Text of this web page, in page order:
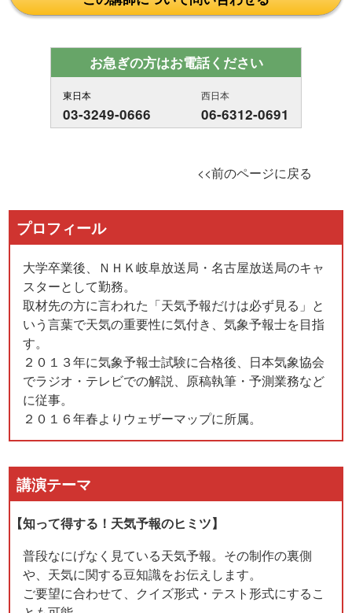
お急ぎの方はお電話ください
東日本
03-3249-0666
西日本
06-6312-0691
<<前のページに戻る
プロフィール
大学卒業後、ＮＨＫ岐阜放送局・名古屋放送局のキャ
スターとして勤務。
取材先の方に言われた「天気予報だけは必ず見る」と
いう言葉で天気の重要性に気付き、気象予報士を目指
す。
２０１３年に気象予報士試験に合格後、日本気象協会
でラジオ・テレビでの解説、原稿執筆・予測業務など
に従事。
２０１６年春よりウェザーマップに所属。
講演テーマ
【知って得する！天気予報のヒミツ】
普段なにげなく見ている天気予報。その制作の裏側
や、天気に関する豆知識をお伝えします。
ご要望に合わせて、クイズ形式・テスト形式にするこ